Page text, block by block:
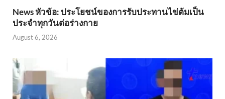
News หัวข้อ: ประโยชน์ของการรับประทานไข่ต้มเป็น
ประจำทุกวันต่อร่างกาย
August 6, 2026